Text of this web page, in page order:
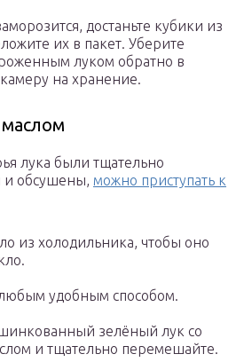
достаньте кубики из
их в пакет. Уберите
луком обратно в
на хранение.
лука были тщательно
обсушены, можно приступать к
из холодильника, чтобы оно
удобным способом.
зелёный лук со
и тщательно перемешайте.